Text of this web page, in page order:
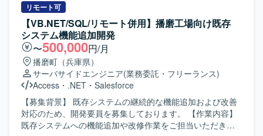
を深めながら中長期的に関わることができる点も魅力で
す。 【開発環境】 VB.NETおよびASP.NETを用いたWebア
プリケーション開発環境上で、SQLを利用したデータベー
ス連携を行います。
存機能の改修、障害対応、要望に基づく新機能の設計・実
装、APIを使用した外部システムとの連携機能の実装などを
担当していただきます。また、AI（Claude）を活用した実
装検討やプロトタイピングなども行っていただきます。
【求める人物像】 主体的に課題を発見し提案・推進できる
方を求めております。周囲と円滑にコミュニケーションを
取りながら開発を進められる方、既存システムの仕様理解
に粘り強く取り組める方にマッチするポジションです。
【ポジションの魅力】 医療機関向けのキャッシュレスレジ
システムという社会的意義の高いサービスに携わることが
できます。既存システムの保守に加え、新機能の開発やAI
リモート可
【VB.NET/SQL/リモート併用】播磨工場向け既存
システム機能追加開発
〜500,000円/月
播磨町（兵庫県）
サーバサイドエンジニア(業務委託・フリーランス)
Access ・ .NET ・ Salesforce
【募集背景】 既存システムの継続的な機能追加および改善
対応のため、開発要員を募集しております。 【作業内容】
既存システムへの機能追加や改修作業をご担当いただきま